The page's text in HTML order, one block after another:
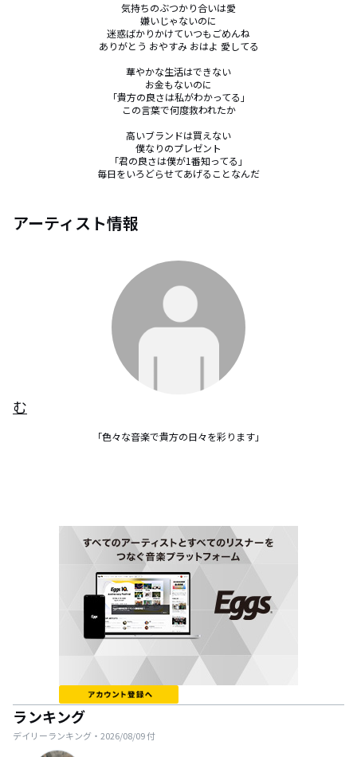
気持ちのぶつかり合いは愛
嫌いじゃないのに
迷惑ばかりかけていつもごめんね
ありがとう おやすみ おはよ 愛してる
華やかな生活はできない
お金もないのに
「貴方の良さは私がわかってる」
この言葉で何度救われたか
高いブランドは買えない
僕なりのプレゼント
「君の良さは僕が1番知ってる」
毎日をいろどらせてあげることなんだ
アーティスト情報
む
「色々な音楽で貴方の日々を彩ります」
ランキング
デイリーランキング・ 2026/08/09付